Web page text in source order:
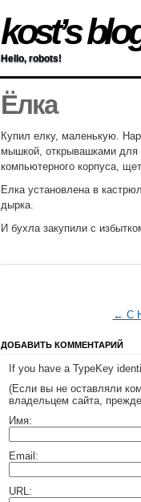
kost’s
Hello, robots!
Ёлка
Купил елку, маленькую.
мышкой, открывашками для
компьютерного корпуса,
Елка установлена в
дырка.
И бухла закупили с
← С
ДОБАВИТЬ КОММЕНТАРИЙ
If you have a TypeKey
(Если вы не оставляли
владельцем сайта,
Имя:
Email:
URL: